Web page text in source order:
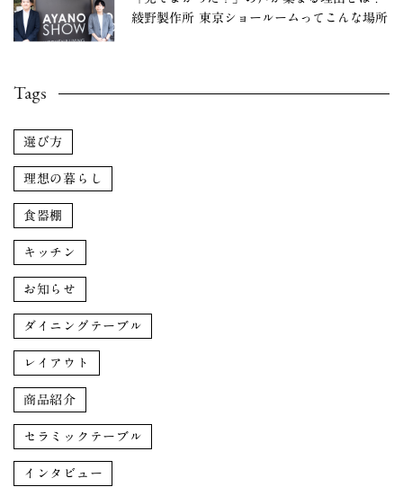
綾野製作所 東京ショールームってこんな場所
Tags
選び方
理想の暮らし
食器棚
キッチン
お知らせ
ダイニングテーブル
レイアウト
商品紹介
セラミックテーブル
インタビュー